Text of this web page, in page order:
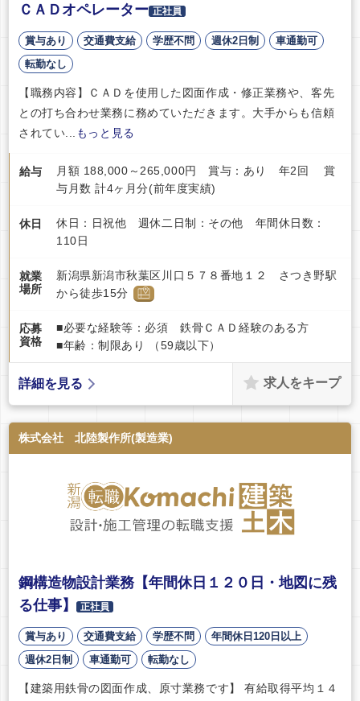
ＣＡＤオペレーター 正社員
賞与あり 交通費支給 学歴不問 週休2日制
車通勤可
転勤なし
【職務内容】ＣＡＤを使用した図面作成・修正業務や、客先
との打ち合わせ業務に務めていただきます。大手からも信頼
されてい...
もっと見る
給与
月額 188,000～265,000円 賞与：あり 年2回 賞
与月数 計4ヶ月分(前年度実績)
休日
休日：日祝他 週休二日制：その他 年間休日数：
110日
就業
場所
新潟県新潟市秋葉区川口５７８番地１２ さつき野駅
から徒歩15分
応募
資格
■必要な経験等：必須 鉄骨ＣＡＤ経験のある方
■年齢：制限あり （59歳以下）
詳細を見る 求人をキープ
株式会社 北陸製作所(製造業)
鋼構造物設計業務【年間休日１２０日・地図に残
る仕事】
正社員
賞与あり 交通費支給 学歴不問
年間休日120日以上
週休2日制
車通勤可 転勤なし
【建築用鉄骨の図面作成、原寸業務です】 有給取得平均１４